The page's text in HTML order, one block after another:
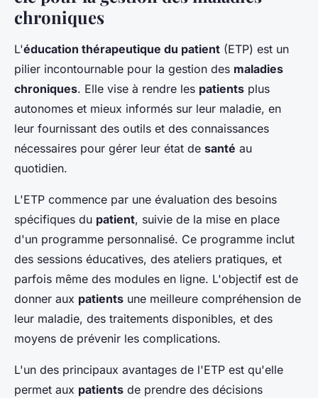
chroniques
L'éducation thérapeutique du patient (ETP) est un
pilier incontournable pour la gestion des maladies
chroniques. Elle vise à rendre les patients plus
autonomes et mieux informés sur leur maladie, en
leur fournissant des outils et des connaissances
nécessaires pour gérer leur état de santé au
quotidien.
L'ETP commence par une évaluation des besoins
spécifiques du patient, suivie de la mise en place
d'un programme personnalisé. Ce programme inclut
des sessions éducatives, des ateliers pratiques, et
parfois même des modules en ligne. L'objectif est de
donner aux patients une meilleure compréhension de
leur maladie, des traitements disponibles, et des
moyens de prévenir les complications.
L'un des principaux avantages de l'ETP est qu'elle
permet aux patients de prendre des décisions